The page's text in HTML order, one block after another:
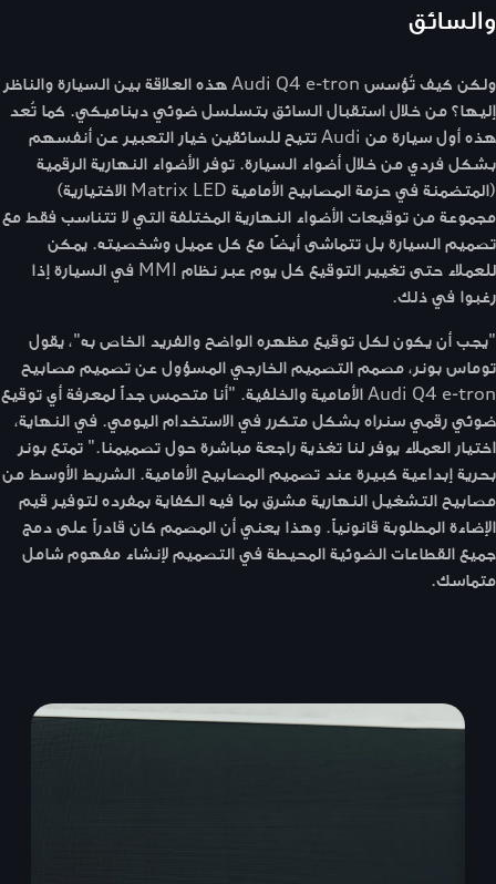
والسائق
ولكن كيف تُؤسس Audi Q4 e-tron هذه العلاقة بين السيارة والناظر
إليها؟ من خلال استقبال السائق بتسلسل ضوئي ديناميكي. كما تُعد
هذه أول سيارة من Audi تتيح للسائقين خيار التعبير عن أنفسهم
بشكل فردي من خلال أضواء السيارة. توفر الأضواء النهارية الرقمية
(المتضمنة في حزمة المصابيح الأمامية Matrix LED الاختيارية)
مجموعة من توقيعات الأضواء النهارية المختلفة التي لا تتناسب فقط مع
تصميم السيارة بل تتماشى أيضًا مع كل عميل وشخصيته. يمكن
للعملاء حتى تغيير التوقيع كل يوم عبر نظام MMI في السيارة إذا
رغبوا في ذلك.
"يجب أن يكون لكل توقيع مظهره الواضح والفريد الخاص به"، يقول
توماس بونر، مصمم التصميم الخارجي المسؤول عن تصميم مصابيح
Audi Q4 e-tron الأمامية والخلفية. "أنا متحمس جداً لمعرفة أي توقيع
ضوئي رقمي سنراه بشكل متكرر في الاستخدام اليومي. في النهاية،
اختيار العملاء يوفر لنا تغذية راجعة مباشرة حول تصميمنا." تمتع بونر
بحرية إبداعية كبيرة عند تصميم المصابيح الأمامية. الشريط الأوسط من
مصابيح التشغيل النهارية مشرق بما فيه الكفاية بمفرده لتوفير قيم
الإضاءة المطلوبة قانونياً. وهذا يعني أن المصمم كان قادراً على دمج
جميع القطاعات الضوئية المحيطة في التصميم لإنشاء مفهوم شامل
متماسك.